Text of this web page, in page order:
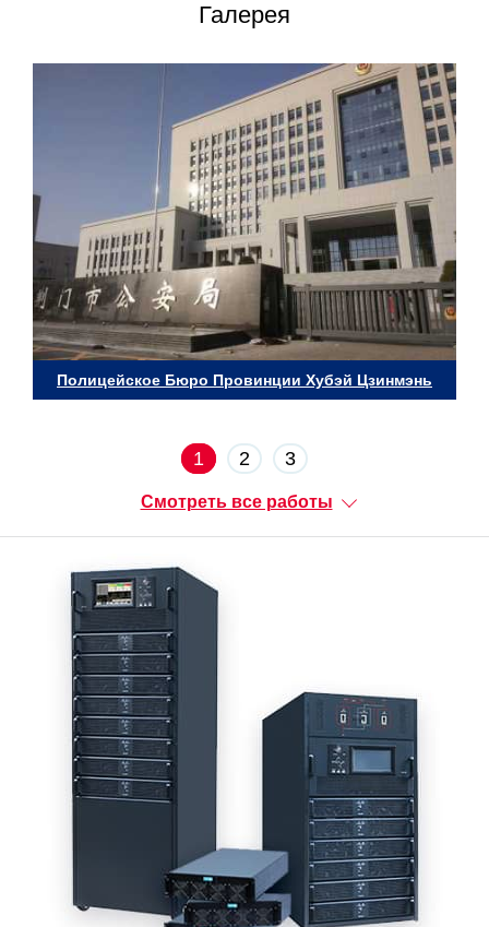
Галерея
Полицейское Бюро Провинции Хубэй Цзинмэнь
1 2 3
Смотреть все работы